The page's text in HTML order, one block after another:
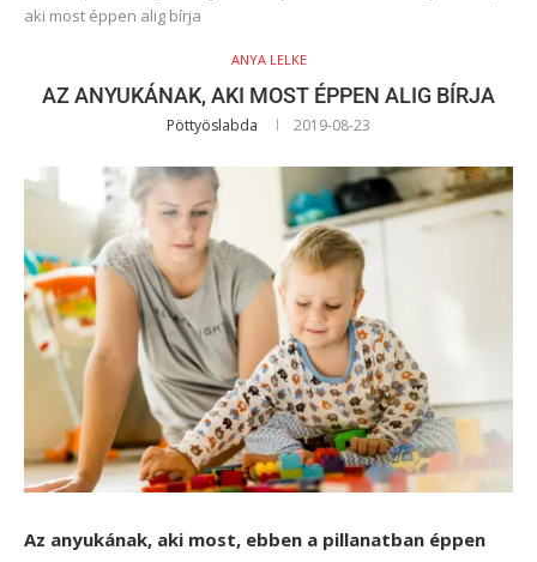
aki most éppen alig bírja
ANYA LELKE
AZ ANYUKÁNAK, AKI MOST ÉPPEN ALIG BÍRJA
Pöttyöslabda 2019-08-23
Az anyukának, aki most, ebben a pillanatban éppen